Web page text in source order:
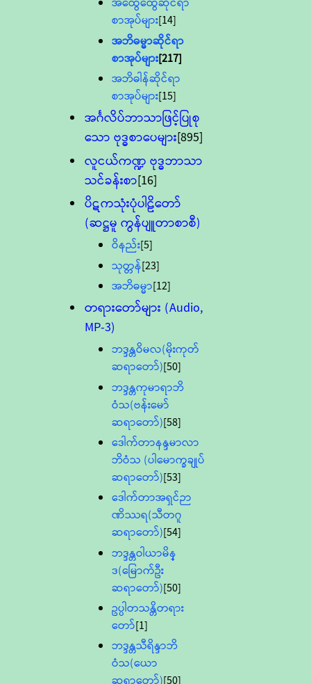
စာအုပ်များ[14]
အဘိဓမ္မာဆိုင်ရာ
စာအုပ်များ[217]
အဘိဓါန်ဆိုင်ရာ
စာအုပ်များ[15]
အင်္ဂလိပ်ဘာသာဖြင့်ပြုစု
သော ဗုဒ္ဓစာပေများ[895]
လူငယ်ကဏ္ဍ ဗုဒ္ဓဘာသာ
သင်ခန်းစာ[16]
ပိဋကသုံးပုံပါဠိတော်
(ဆဋ္ဌမူ ကွန်ပျူတာစာစီ)
ဝိနည်း[5]
သုတ္တန်[23]
အဘိဓမ္မာ[12]
တရားတော်များ (Audio,
MP-3)
ဘဒ္ဒန္တဝိမလ(မိုးကုတ်
ဆရာတော်)[50]
ဘဒ္ဒန္တကုမာရာဘိ
ဝံသ(ဗန်းမော်
ဆရာတော်)[58]
ဒေါက်တာနန္ဒမာလာ
ဘိဝံသ (ပါမောက္ခချုပ်
ဆရာတော်)[53]
ဒေါက်တာအရှင်ဉာ
ဏိဿရ(သီတဂူ
ဆရာတော်)[54]
ဘဒ္ဒန္တဝါယာမိန္
ဒ(မြောက်ဦး
ဆရာတော်)[50]
ဥပ္ပါတသန္တိတရား
တော်[1]
ဘဒ္ဒန္တသီရိန္ဒာဘိ
ဝံသ(ယော